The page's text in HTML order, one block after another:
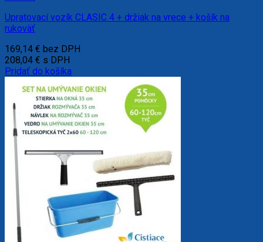
Upratovací vozík CLASIC 4 + držiak na vrece + košík na
rukoväť
169,14 € bez DPH
208,04 € s DPH
Pridať do košíka